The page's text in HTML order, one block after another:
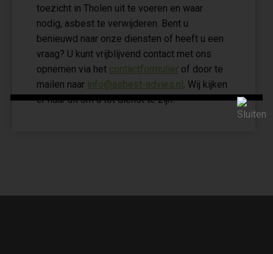
toezicht in Tholen uit te voeren en waar
nodig, asbest te verwijderen. Bent u
benieuwd naar onze diensten of heeft u een
vraag? U kunt vrijblijvend contact met ons
opnemen via het contactformulier of door te
mailen naar info@asbest-advies.nl. Wij kijken
er naar uit om u tot dienst te zijn!